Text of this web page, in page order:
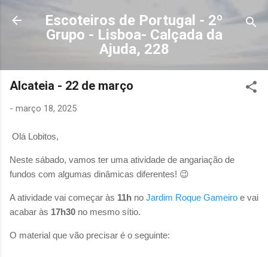
Avançar para o conteúdo principal
Escoteiros de Portugal - 2º
Grupo - Lisboa- Calçada da
Ajuda, 228
Alcateia - 22 de março
- março 18, 2025
Olá Lobitos,
Neste sábado, vamos ter uma atividade de angariação de
fundos com algumas dinâmicas diferentes! 😉
A atividade vai começar às 11h no Jardim Roque Gameiro e vai
acabar às 17h30 no mesmo sítio.
O material que vão precisar é o seguinte: